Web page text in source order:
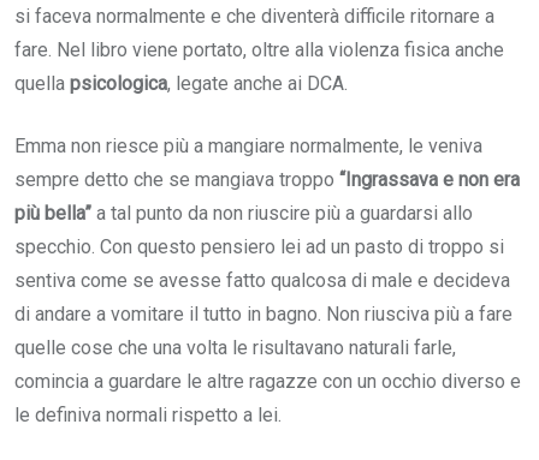
si faceva normalmente e che diventerà difficile ritornare a
fare. Nel libro viene portato, oltre alla violenza fisica anche
quella psicologica, legate anche ai DCA.
Emma non riesce più a mangiare normalmente, le veniva
sempre detto che se mangiava troppo “Ingrassava e non era
più bella” a tal punto da non riuscire più a guardarsi allo
specchio. Con questo pensiero lei ad un pasto di troppo si
sentiva come se avesse fatto qualcosa di male e decideva
di andare a vomitare il tutto in bagno. Non riusciva più a fare
quelle cose che una volta le risultavano naturali farle,
comincia a guardare le altre ragazze con un occhio diverso e
le definiva normali rispetto a lei.